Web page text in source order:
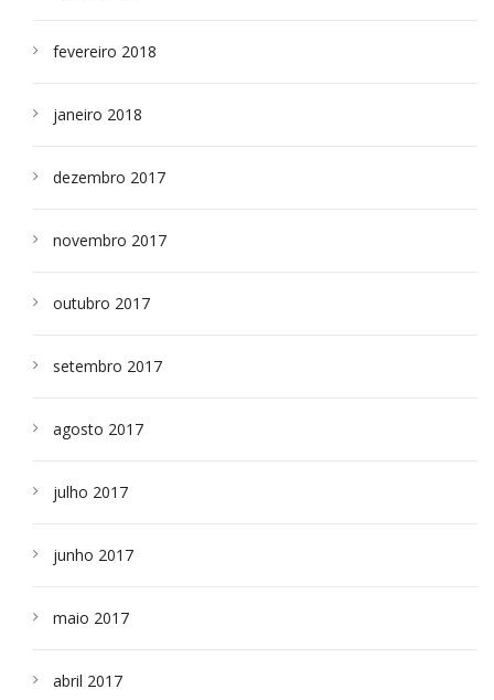
fevereiro 2018
janeiro 2018
dezembro 2017
novembro 2017
outubro 2017
setembro 2017
agosto 2017
julho 2017
junho 2017
maio 2017
abril 2017